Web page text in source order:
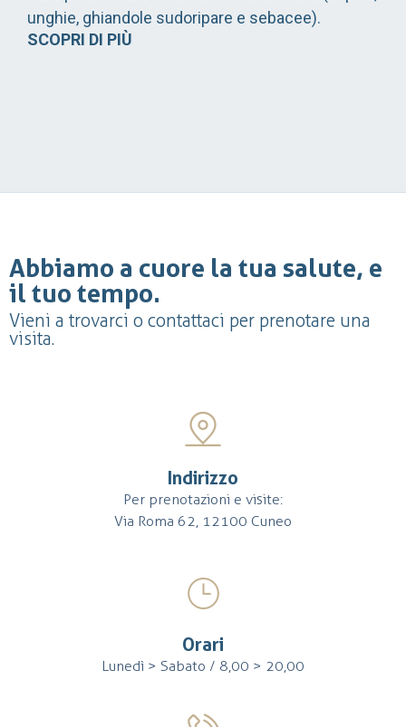
unghie, ghiandole sudoripare e sebacee).
SCOPRI DI PIÙ
Abbiamo a cuore la tua salute, e
il tuo tempo.
Vieni a trovarci o contattaci per prenotare una
visita.
Indirizzo
Per prenotazioni e visite:
Via Roma 62, 12100 Cuneo
Orari
Lunedì > Sabato / 8,00 > 20,00